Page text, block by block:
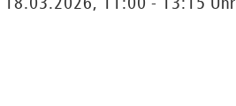
18.03.2026, 11:00 - 13:15 Uhr